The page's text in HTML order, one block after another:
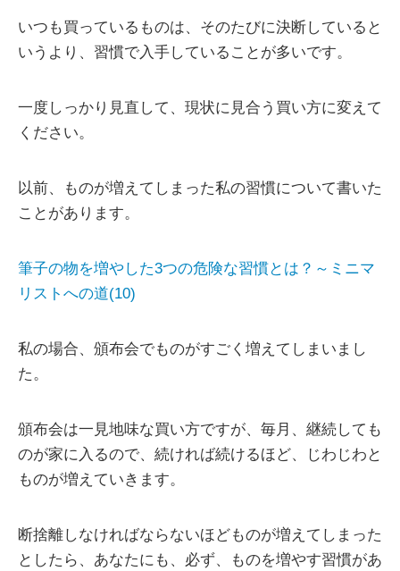
いつも買っているものは、そのたびに決断していると
いうより、習慣で入手していることが多いです。
一度しっかり見直して、現状に見合う買い方に変えて
ください。
以前、ものが増えてしまった私の習慣について書いた
ことがあります。
筆子の物を増やした3つの危険な習慣とは？～ミニマ
リストへの道(10)
私の場合、頒布会でものがすごく増えてしまいまし
た。
頒布会は一見地味な買い方ですが、毎月、継続しても
のが家に入るので、続ければ続けるほど、じわじわと
ものが増えていきます。
断捨離しなければならないほどものが増えてしまった
としたら、あなたにも、必ず、ものを増やす習慣があ